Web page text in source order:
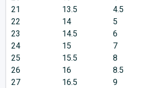
21
13.5
4.5
22
14
5
23
14.5
6
24
15
7
25
15.5
8
26
16
8.5
27
16.5
9